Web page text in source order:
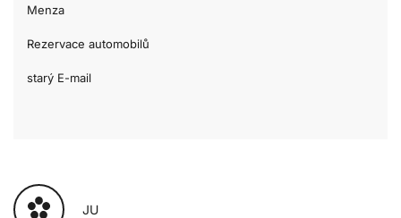
Menza
Rezervace automobilů
starý E-mail
JU